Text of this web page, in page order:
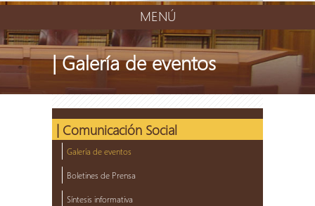
MENÚ
| Galería de eventos
| Comunicación Social
Galería de eventos
Boletines de Prensa
Síntesis informativa